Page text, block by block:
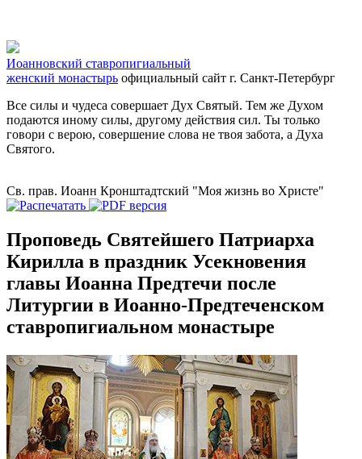
Иоанновский ставропигиальный
женский монастырь официальный сайт г. Санкт-Петербург
Все силы и чудеса совершает Дух Святый. Тем же Духом
подаются иному силы, другому действия сил. Ты только
говори с верою, совершение слова не твоя забота, а Духа
Святого.
Св. прав. Иоанн Кронштадтский "Моя жизнь во Христе"
Проповедь Святейшего Патриарха
Кирилла в праздник Усекновения
главы Иоанна Предтечи после
Литургии в Иоанно-Предтеченском
ставропигиальном монастыре